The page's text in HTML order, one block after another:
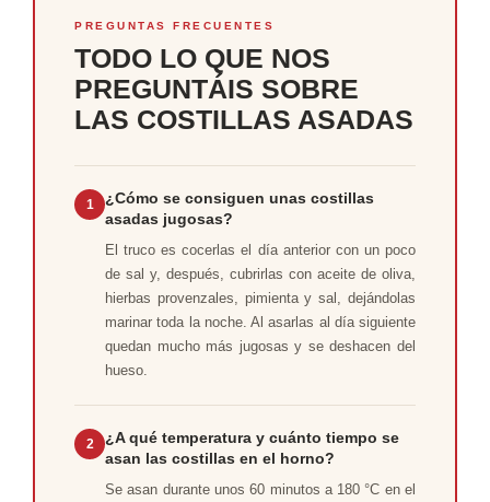
PREGUNTAS FRECUENTES
TODO LO QUE NOS
PREGUNTÁIS SOBRE
LAS COSTILLAS ASADAS
1
¿Cómo se consiguen unas costillas
asadas jugosas?
El truco es cocerlas el día anterior con un poco
de sal y, después, cubrirlas con aceite de oliva,
hierbas provenzales, pimienta y sal, dejándolas
marinar toda la noche. Al asarlas al día siguiente
quedan mucho más jugosas y se deshacen del
hueso.
2
¿A qué temperatura y cuánto tiempo se
asan las costillas en el horno?
Se asan durante unos 60 minutos a 180 °C en el